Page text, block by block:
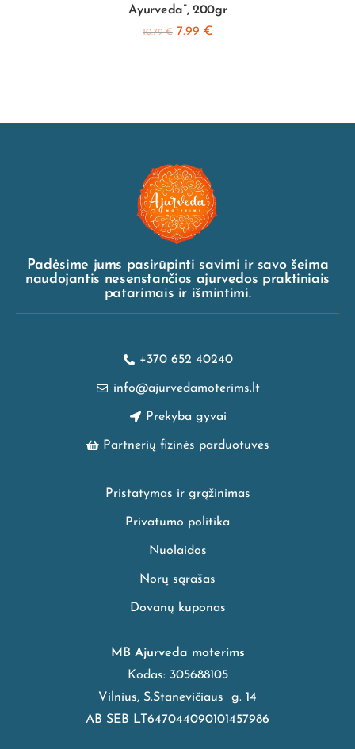
Ayurveda”, 200gr
10.79€ 7.99 €
Padėsime jums pasirūpinti savimi ir savo šeima
naudojantis nesenstančios ajurvedos praktiniais
patarimais ir išmintimi.
+370 652 40240
info@ajurvedamoterims.lt
Prekyba gyvai
Partnerių fizinės parduotuvės
Pristatymas ir grąžinimas
Privatumo politika
Nuolaidos
Norų sąrašas
Dovanų kuponas
MB Ajurveda moterims
Kodas: 305688105
Vilnius, S.Stanevičiaus g. 14
AB SEB LT647044090101457986